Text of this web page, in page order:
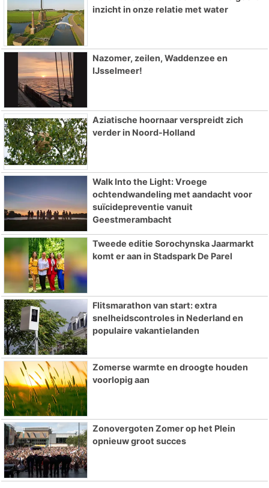
inzicht in onze relatie met water
Nazomer, zeilen, Waddenzee en
IJsselmeer!
Aziatische hoornaar verspreidt zich
verder in Noord-Holland
Walk Into the Light: Vroege
ochtendwandeling met aandacht voor
suïcidepreventie vanuit
Geestmerambacht
Tweede editie Sorochynska Jaarmarkt
komt er aan in Stadspark De Parel
Flitsmarathon van start: extra
snelheidscontroles in Nederland en
populaire vakantielanden
Zomerse warmte en droogte houden
voorlopig aan
Zonovergoten Zomer op het Plein
opnieuw groot succes